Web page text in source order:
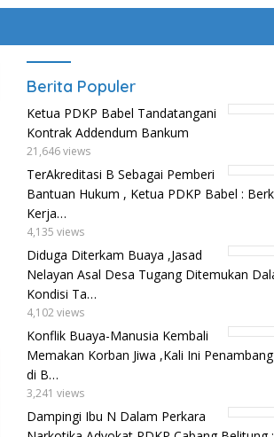
Berita Populer
Ketua PDKP Babel Tandatangani
Kontrak Addendum Bankum
21,646 views
TerAkreditasi B Sebagai Pemberi
Bantuan Hukum , Ketua PDKP Babel :
Kerja…
4,135 views
Diduga Diterkam Buaya ,Jasad
Nelayan Asal Desa Tugang Ditemukan
Kondisi Ta…
4,102 views
Konflik Buaya-Manusia Kembali
Memakan Korban Jiwa ,Kali Ini
di B…
3,241 views
Dampingi Ibu N Dalam Perkara